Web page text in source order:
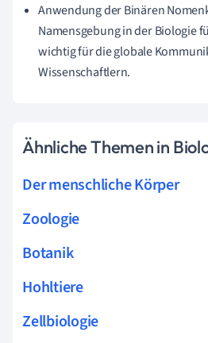
Anwendung der Binären
Namensgebung in der Biologie
wichtig für die globale
Wissenschaftlern.
Ähnliche Themen in
Der menschliche Körper
Zoologie
Botanik
Hohltiere
Zellbiologie